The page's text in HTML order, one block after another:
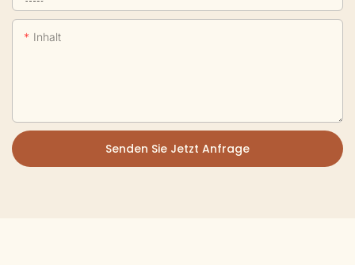
Inhalt
Senden Sie Jetzt Anfrage